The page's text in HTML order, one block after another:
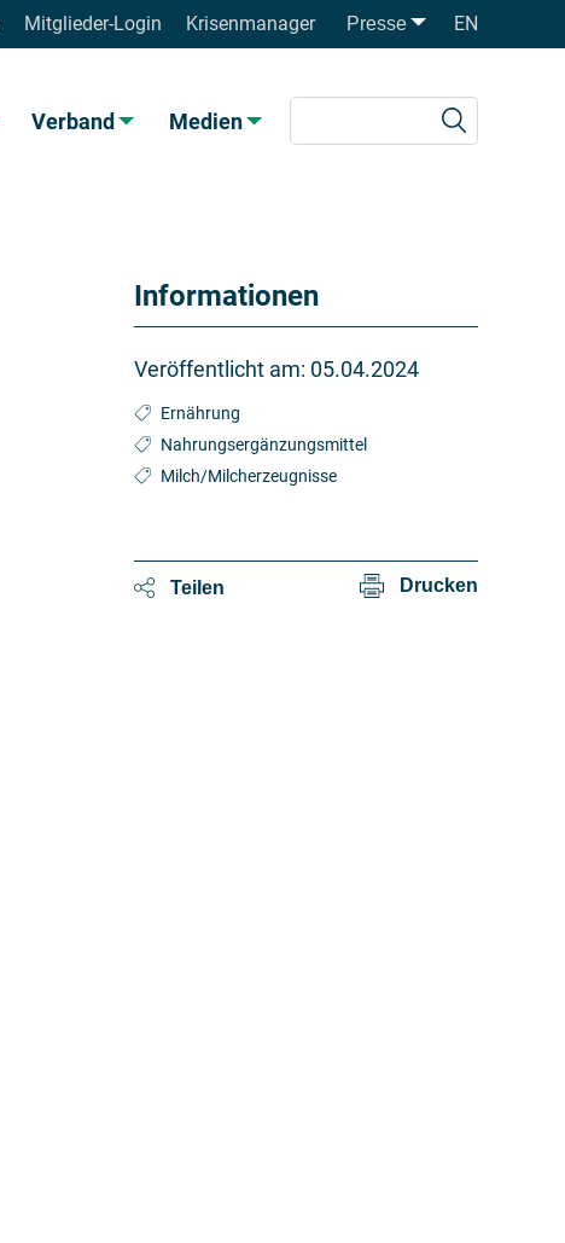
Mitglieder-Login Krisenmanager Presse EN
Verband Medien
Informationen
Veröffentlicht am: 05.04.2024
Ernährung
Nahrungsergänzungsmittel
Milch/Milcherzeugnisse
Teilen Drucken